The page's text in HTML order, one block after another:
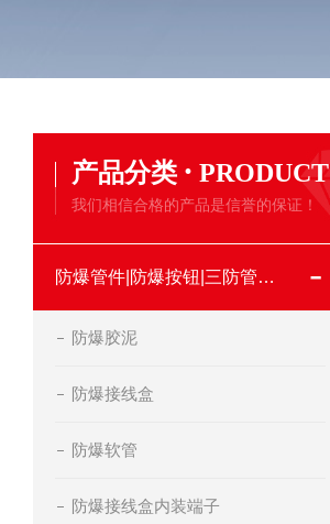
产品分类 · PRODUCT
我们相信合格的产品是信誉的保证！
防爆管件|防爆按钮|三防管件类
防爆胶泥
防爆接线盒
防爆软管
防爆接线盒内装端子